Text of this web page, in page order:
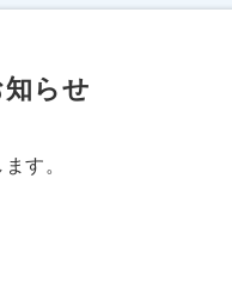
らせ
す。